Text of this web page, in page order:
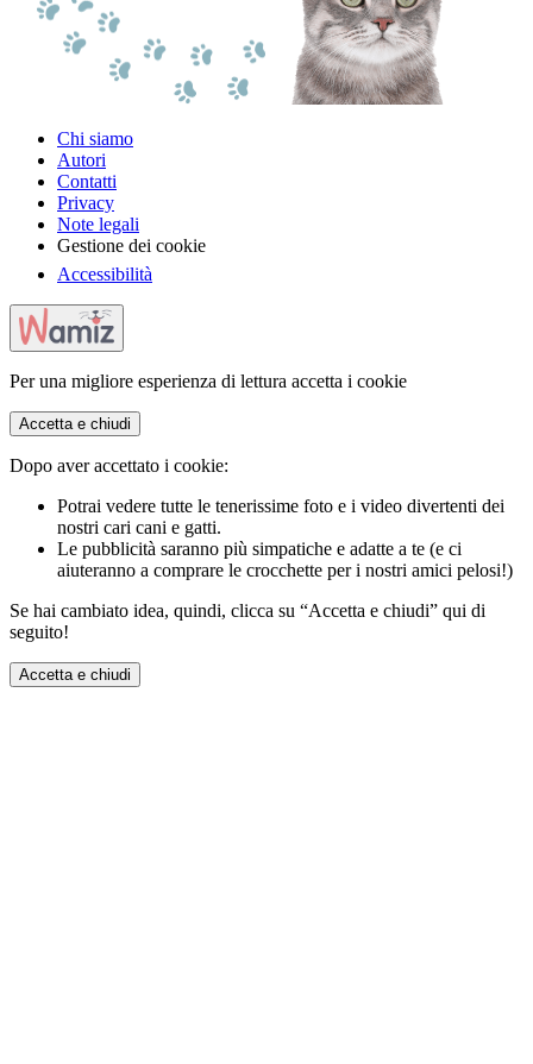
Chi siamo
Autori
Contatti
Privacy
Note legali
Gestione dei cookie
Accessibilità
Per una migliore esperienza di lettura accetta i cookie
Accetta e chiudi
Dopo aver accettato i cookie:
Potrai vedere tutte le tenerissime foto e i video divertenti dei
nostri cari cani e gatti.
Le pubblicità saranno più simpatiche e adatte a te (e ci
aiuteranno a comprare le crocchette per i nostri amici pelosi!)
Se hai cambiato idea, quindi, clicca su “Accetta e chiudi” qui di
seguito!
Accetta e chiudi